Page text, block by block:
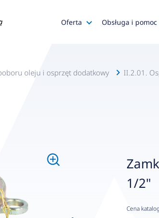
Oferta
Katalog SALUS Controls
Obsługa i pomoc
Obsługa
Klienci OEM
oleju i osprzęt dodatkowy II.2.01.
1/2"
Cena